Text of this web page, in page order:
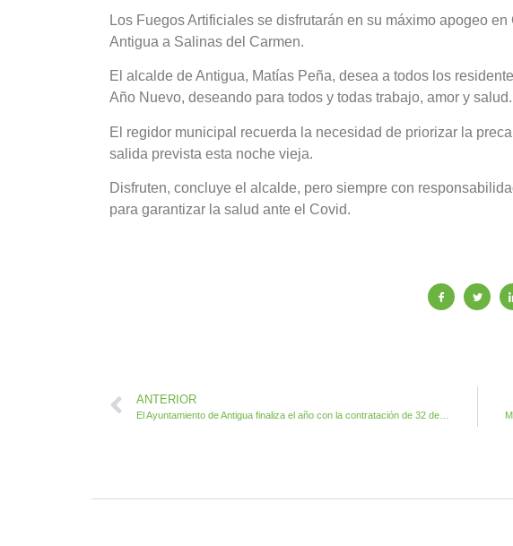
Los Fuegos Artificiales se disfrutarán en su máximo apogeo
Antigua a Salinas del Carmen.
El alcalde de Antigua, Matías Peña, desea a todos los
Año Nuevo, deseando para todos y todas trabajo, amor y salud.
El regidor municipal recuerda la necesidad de priorizar la
salida prevista esta noche vieja.
Disfruten, concluye el alcalde, pero siempre con
para garantizar la salud ante el Covid.
ANTERIOR